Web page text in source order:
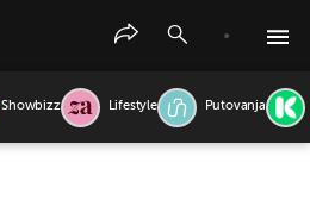
Showbizz Lifestyle Putovanja